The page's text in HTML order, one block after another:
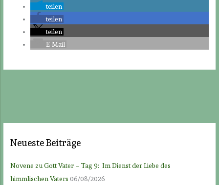
teilen
teilen
teilen
E-Mail
Neueste Beiträge
Novene zu Gott Vater – Tag 9: Im Dienst der Liebe des
himmlischen Vaters 06/08/2026